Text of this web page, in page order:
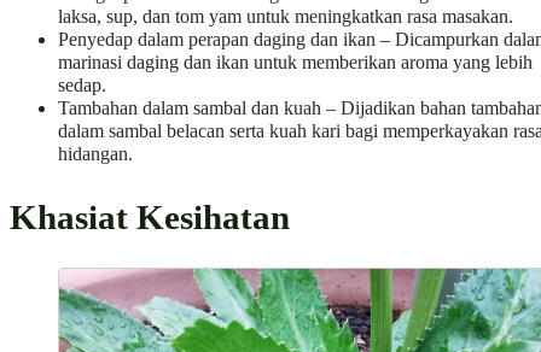
laksa, sup, dan tom yam untuk meningkatkan rasa masakan.
Penyedap dalam perapan daging dan ikan – Dicampurkan
marinasi daging dan ikan untuk memberikan aroma yang lebih
sedap.
Tambahan dalam sambal dan kuah – Dijadikan bahan
dalam sambal belacan serta kuah kari bagi memperkayakan
hidangan.
Khasiat Kesihatan